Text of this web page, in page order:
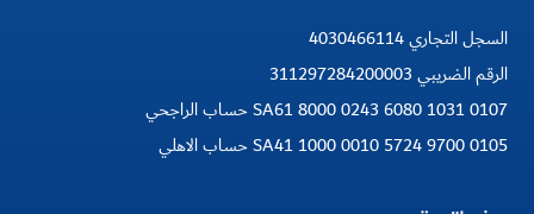
السجل التجاري 4030466114
الرقم الضريبي 311297284200003
SA61 8000 0243 6080 1031 0107 حساب الراجحي
SA41 1000 0010 5724 9700 0105 حساب الاهلي